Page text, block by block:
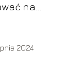
na
2024